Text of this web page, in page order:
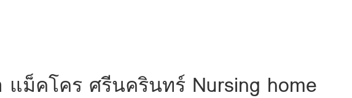
ม็คโคร ศรีนครินทร์ Nursing home